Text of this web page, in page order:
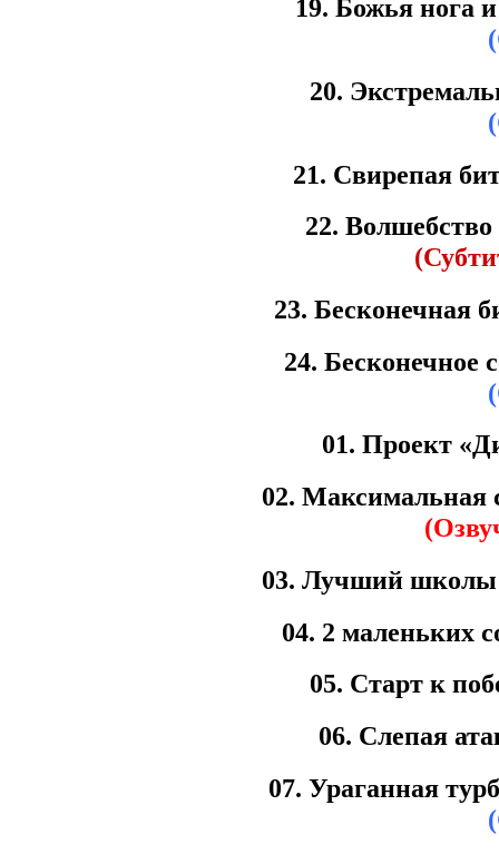
19. Божья нога
20.
21. Свирепая
22.
23. Бесконечная
24. Бесконечное
01. Проект
02. Максимальная
03. Лучший школы
04. 2 маленьких
05. Старт к
06. Слепая
07. Ураганная